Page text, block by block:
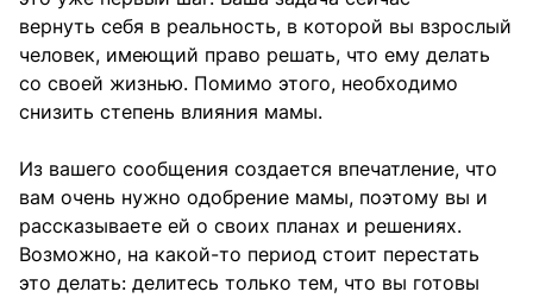
вернуть себя в реальность, в которой вы взрослый
человек, имеющий право решать, что ему делать
со своей жизнью. Помимо этого, необходимо
снизить степень влияния мамы.
Из вашего сообщения создается впечатление, что
вам очень нужно одобрение мамы, поэтому вы и
рассказываете ей о своих планах и решениях.
Возможно, на какой-то период стоит перестать
это делать: делитесь только тем, что вы готовы